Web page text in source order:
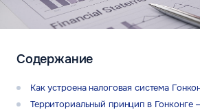
Содержание
Как устроена налоговая система
Территориальный принцип в Гонконге